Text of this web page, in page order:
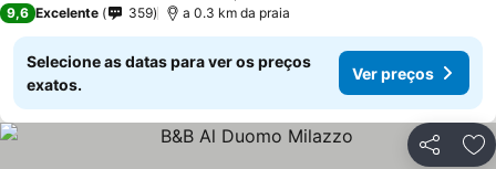
9,6 Excelente 359 a 0.3 km da praia
Selecione as datas para ver os preços
exatos.
Ver preços
Partilhar